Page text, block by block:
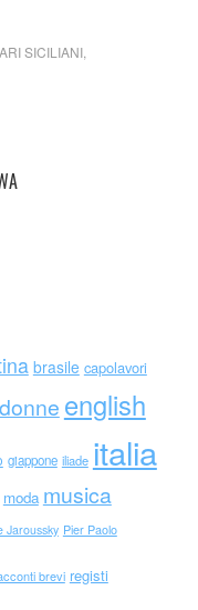
SICILIANI,
brasile capolavori
donne english
giappone iliade italia
moda musica
Jaroussky Pier Paolo
brevi registi